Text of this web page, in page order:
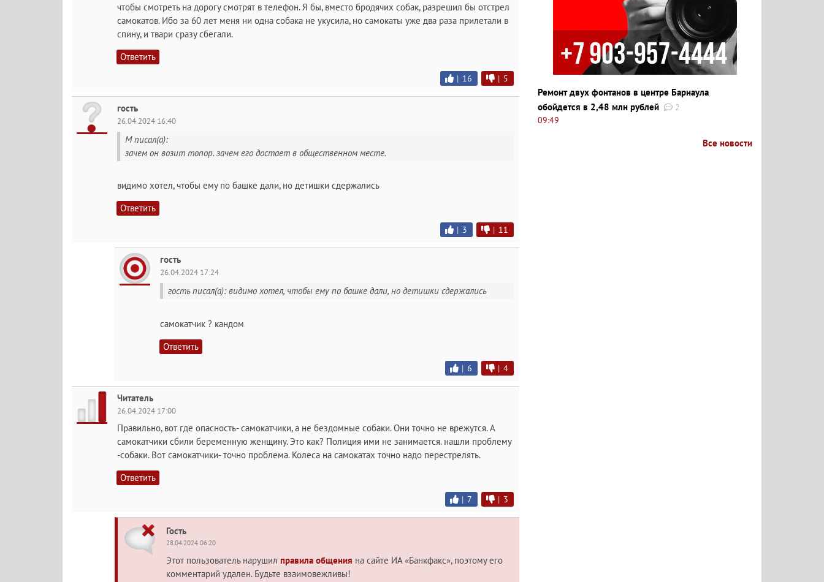
чтобы смотреть на дорогу смотрят в телефон. Я бы, вместо бродячих собак, разрешил бы отстрел
самокатов. Ибо за 60 лет меня ни одна собака не укусила, но самокаты уже два раза прилетали в
спину, и твари сразу сбегали.
Ответить
| 16 | 5
гость
26.04.2024 16:40
М писал(а):
зачем он возит топор. зачем его достает в общественном месте.
видимо хотел, чтобы ему по башке дали, но детишки сдержались
Ответить
| 3 | 11
гость
26.04.2024 17:24
гость писал(а): видимо хотел, чтобы ему по башке дали, но детишки сдержались
самокатчик ? кандом
Ответить
| 6 | 4
Читатель
26.04.2024 17:00
Правильно, вот где опасность- самокатчики, а не бездомные собаки. Они точно не врежутся. А
самокатчики сбили беременную женщину. Это как? Полиция ими не занимается. нашли проблему
-собаки. Вот самокатчики- точно проблема. Колеса на самокатах точно надо перестрелять.
Ответить
| 7 | 3
Гость
28.04.2024 06:20
Этот пользователь нарушил правила общения на сайте ИА «Банкфакс», поэтому его
комментарий удален. Будьте взаимовежливы!
Ремонт двух фонтанов в центре Барнаула
обойдется в 2,48 млн рублей
2
09:49
Все новости